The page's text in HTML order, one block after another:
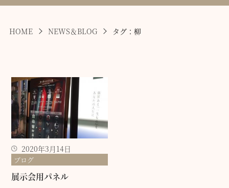
HOME NEWS＆BLOG タグ：柳
2020年3月14日
ブログ
展示会用パネル